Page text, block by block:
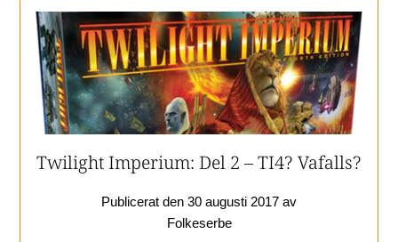
Twilight Imperium: Del 2 – TI4? Vafalls?
Publicerat den 30 augusti 2017 av
Folkeserbe